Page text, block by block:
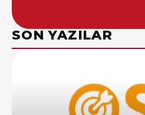
SON YAZILAR